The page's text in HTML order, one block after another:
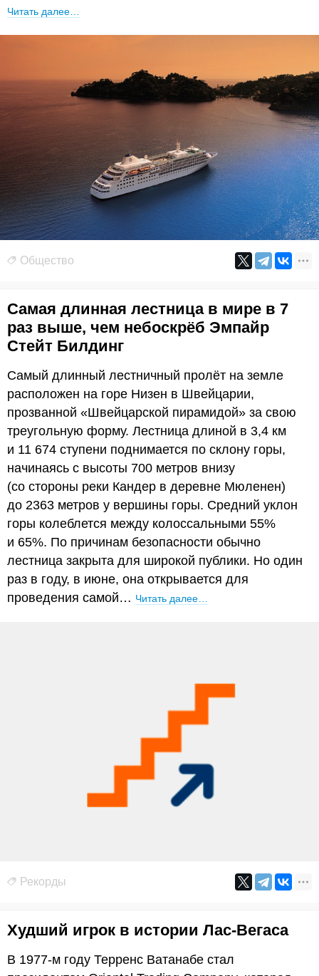
Читать далее…
Общество
Самая длинная лестница в мире в 7
раз выше, чем небоскрёб Эмпайр
Стейт Билдинг
Самый длинный лестничный пролёт на земле
расположен на горе Низен в Швейцарии,
прозванной «Швейцарской пирамидой» за свою
треугольную форму. Лестница длиной в 3,4 км
и 11 674 ступени поднимается по склону горы,
начинаясь с высоты 700 метров внизу
(со стороны реки Кандер в деревне Мюленен)
до 2363 метров у вершины горы. Средний уклон
горы колеблется между колоссальными 55%
и 65%. По причинам безопасности обычно
лестница закрыта для широкой публики. Но один
раз в году, в июне, она открывается для
проведения самой… Читать далее…
Рекорды
Худший игрок в истории Лас-Вегаса
В 1977-м году Терренс Ватанабе стал